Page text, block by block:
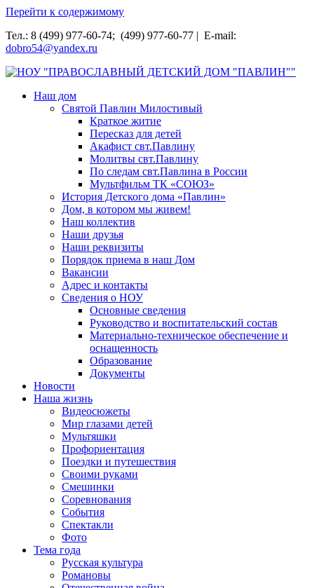
Перейти к содержимому
Тел.: 8 (499) 977-60-74; (499) 977-60-77 | E-mail:
dobro54@yandex.ru
НОУ "ПРАВОСЛАВНЫЙ ДЕТСКИЙ ДОМ "ПАВЛИН""
Наш дом
Святой Павлин Милостивый
Краткое житие
Пересказ для детей
Акафист свт.Павлину
Молитвы свт.Павлину
По следам свт.Павлина в России
Мультфильм ТК «СОЮЗ»
История Детского дома «Павлин»
Дом, в котором мы живем!
Наш коллектив
Наши друзья
Наши реквизиты
Порядок приема в наш Дом
Вакансии
Адрес и контакты
Сведения о НОУ
Основные сведения
Руководство и воспитательский состав
Материально-техническое обеспечение и
оснащенность
Образование
Документы
Новости
Наша жизнь
Видеосюжеты
Мир глазами детей
Мультяшки
Профориентация
Поездки и путешествия
Своими руками
Смешинки
Соревнования
События
Спектакли
Фото
Тема года
Русская культура
Романовы